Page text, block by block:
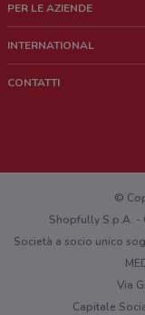
Chi siamo
Lavora con noi
PER LE AZIENDE
Richieste commerciali e
INTERNATIONAL
CONTATTI
Hai un
©
Shopfully S.p.A. -
Società a socio unico
Via
Capitale